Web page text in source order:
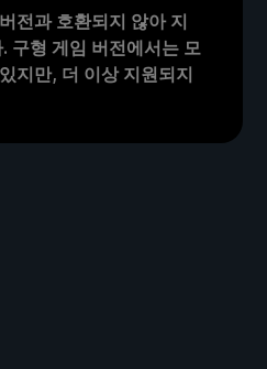
전과 호환되지 않아 지
구형 게임 버전에서는 모
지만, 더 이상 지원되지